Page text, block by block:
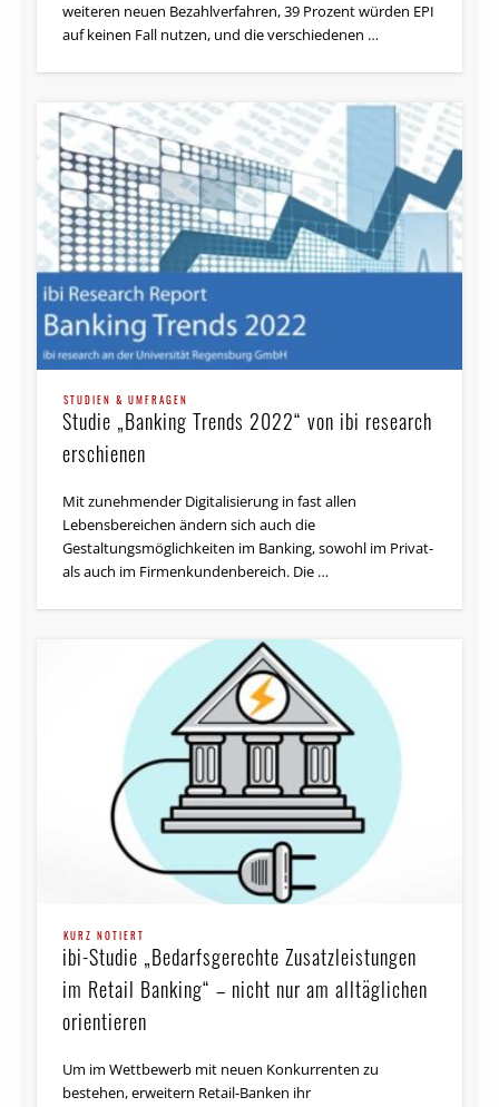
weiteren neuen Bezahlverfahren, 39 Prozent würden EPI
auf keinen Fall nutzen, und die verschiedenen …
STUDIEN & UMFRAGEN
Studie „Banking Trends 2022“ von ibi research
erschienen
Mit zunehmender Digitalisierung in fast allen
Lebensbereichen ändern sich auch die
Gestaltungsmöglichkeiten im Banking, sowohl im Privat-
als auch im Firmenkundenbereich. Die …
KURZ NOTIERT
ibi-Studie „Bedarfsgerechte Zusatzleistungen
im Retail Banking“ – nicht nur am alltäglichen
orientieren
Um im Wettbewerb mit neuen Konkurrenten zu
bestehen, erweitern Retail-Banken ihr